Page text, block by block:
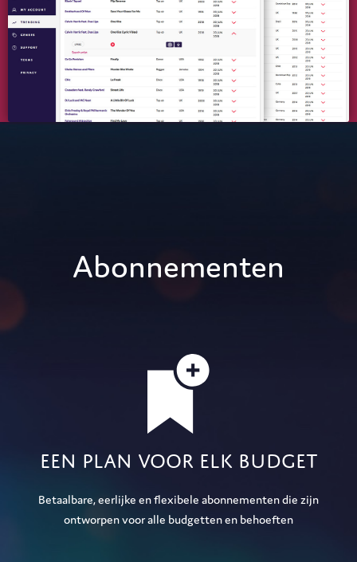
Abonnementen
Een plan voor elk budget
Betaalbare, eerlijke en flexibele abonnementen die zijn
ontworpen voor alle budgetten en behoeften